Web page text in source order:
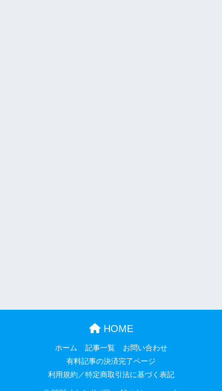
HOME
ホーム 記事一覧
お問い合わせ
有料記事の決済完了ページ
利用規約／特定商取引法に基づく表記